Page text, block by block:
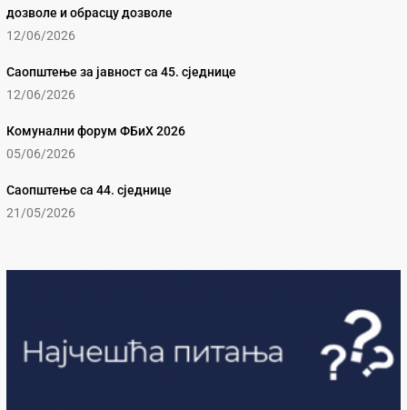
дозволе и обрасцу дозволе
12/06/2026
Саопштење за јавност са 45. сједнице
12/06/2026
Комунални форум ФБиХ 2026
05/06/2026
Саопштење са 44. сједнице
21/05/2026